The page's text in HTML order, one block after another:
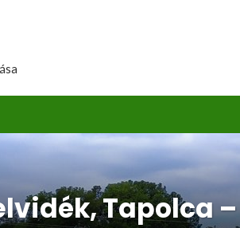
Tapolca